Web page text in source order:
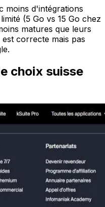
moins d'intégrations
(5 Go vs 15 Go chez
matures que leurs
correcte mais pas
choix suisse